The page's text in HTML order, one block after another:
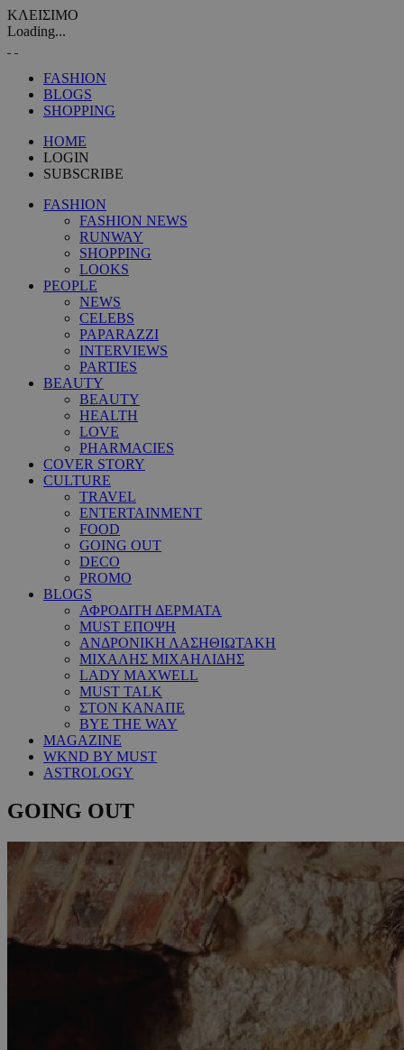
ΚΛΕΙΣΙΜΟ
Loading...
FASHION
BLOGS
SHOPPING
HOME
LOGIN
SUBSCRIBE
FASHION
FASHION NEWS
RUNWAY
SHOPPING
LOOKS
PEOPLE
NEWS
CELEBS
PAPARAZZI
INTERVIEWS
PARTIES
BEAUTY
BEAUTY
HEALTH
LOVE
PHARMACIES
COVER STORY
CULTURE
TRAVEL
ENTERTAINMENT
FOOD
GOING OUT
DECO
PROMO
BLOGS
ΑΦΡΟΔΙΤΗ ΔΕΡΜΑΤΑ
MUST ΕΠΟΨΗ
ΑΝΔΡΟΝΙΚΗ ΛΑΣΗΘΙΩΤΑΚΗ
ΜΙΧΑΛΗΣ ΜΙΧΑΗΛΙΔΗΣ
LADY MAXWELL
MUST TALK
ΣΤΟΝ ΚΑΝΑΠΕ
BYE THE WAY
MAGAZINE
WKND BY MUST
ASTROLOGY
GOING OUT